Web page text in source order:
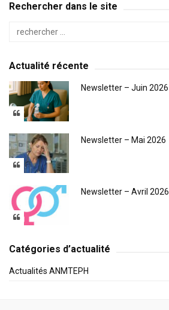
Rechercher dans le site
Actualité récente
Newsletter – Juin 2026
Newsletter – Mai 2026
Newsletter – Avril 2026
Catégories d’actualité
Actualités ANMTEPH